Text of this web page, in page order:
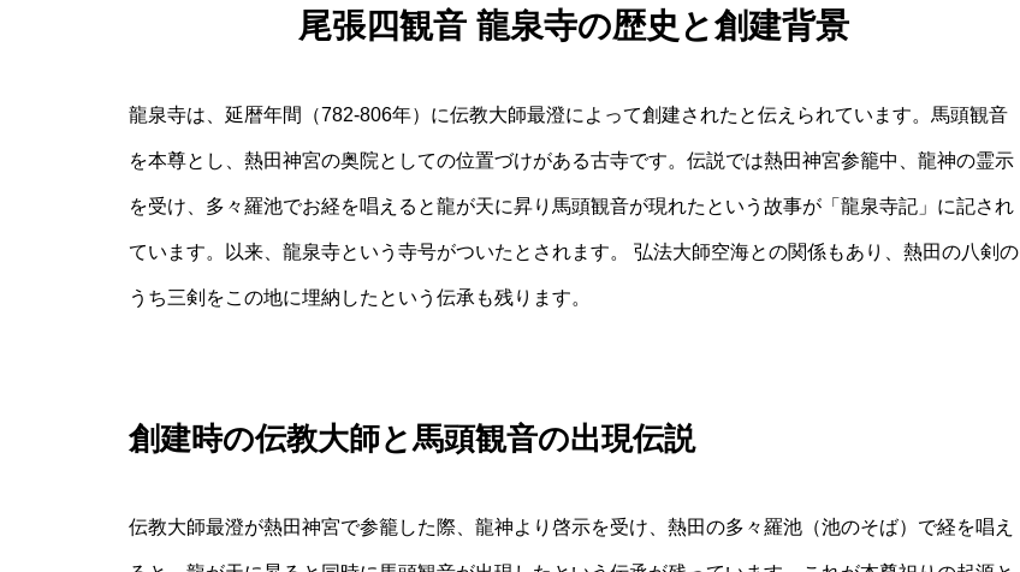
尾張四観音 龍泉寺の歴史と創建背景
龍泉寺は、延暦年間（782‐806年）に伝教大師最澄によって創建されたと伝えられています。馬頭観音
を本尊とし、熱田神宮の奥院としての位置づけがある古寺です。伝説では熱田神宮参籠中、龍神の霊示
を受け、多々羅池でお経を唱えると龍が天に昇り馬頭観音が現れたという故事が「龍泉寺記」に記され
ています。以来、龍泉寺という寺号がついたとされます。 弘法大師空海との関係もあり、熱田の八剣の
うち三剣をこの地に埋納したという伝承も残ります。
創建時の伝教大師と馬頭観音の出現伝説
伝教大師最澄が熱田神宮で参籠した際、龍神より啓示を受け、熱田の多々羅池（池のそば）で経を唱え